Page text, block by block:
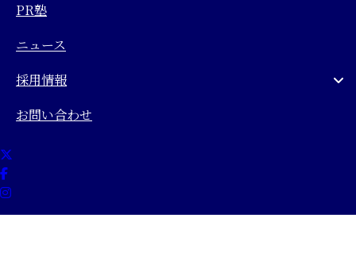
PR塾
ニュース
採用情報
お問い合わせ